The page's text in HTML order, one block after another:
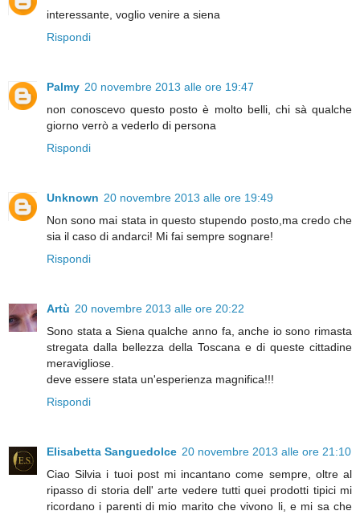
interessante, voglio venire a siena
Rispondi
Palmy 20 novembre 2013 alle ore 19:47
non conoscevo questo posto è molto belli, chi sà qualche
giorno verrò a vederlo di persona
Rispondi
Unknown 20 novembre 2013 alle ore 19:49
Non sono mai stata in questo stupendo posto,ma credo che
sia il caso di andarci! Mi fai sempre sognare!
Rispondi
Artù 20 novembre 2013 alle ore 20:22
Sono stata a Siena qualche anno fa, anche io sono rimasta
stregata dalla bellezza della Toscana e di queste cittadine
meravigliose.
deve essere stata un'esperienza magnifica!!!
Rispondi
Elisabetta Sanguedolce 20 novembre 2013 alle ore 21:10
Ciao Silvia i tuoi post mi incantano come sempre, oltre al
ripasso di storia dell' arte vedere tutti quei prodotti tipici mi
ricordano i parenti di mio marito che vivono li, e mi sa che